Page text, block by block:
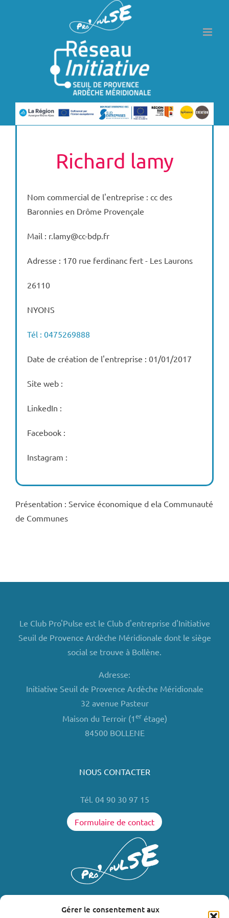
Gérer le consentement aux
Richard lamy
Nom commercial de l'entreprise : cc des
Baronnies en Drôme Provençale
Mail : r.lamy@cc-bdp.fr
Adresse : 170 rue ferdinanc fert - Les Laurons
26110
NYONS
Tél : 0475269888
Date de création de l'entreprise : 01/01/2017
Site web :
LinkedIn :
Facebook :
Instagram :
Présentation : Service économique d ela Communauté
de Communes
Le Club Pro'Pulse est le Club d'entreprise d'Initiative
Seuil de Provence Ardèche Méridionale dont le siège
social se trouve à Bollène.
Adresse:
Initiative Seuil de Provence Ardèche Méridionale
32 avenue Pasteur
Maison du Terroir (1erétage)
84500 BOLLENE
NOUS CONTACTER
Tél. 04 90 30 97 15
Formulaire de contact